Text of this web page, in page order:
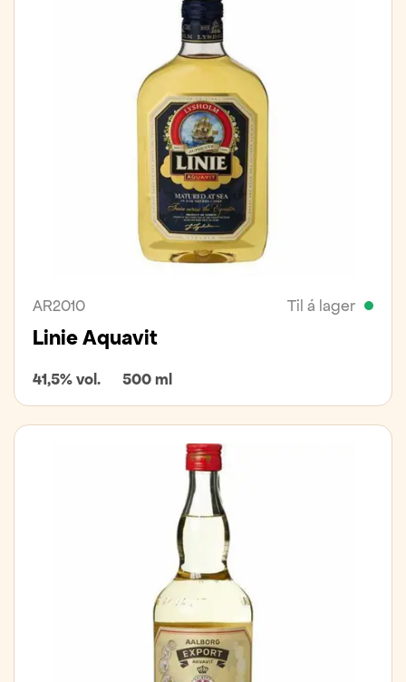
AR2010 Til á lager
Linie Aquavit
41,5% vol. 500 ml